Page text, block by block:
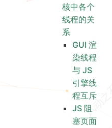
核中各个
线程的关
系
GUI 渲
染线程
与 JS
引擎线
程互斥
JS 阻
塞页面